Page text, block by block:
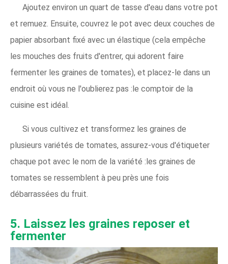
Ajoutez environ un quart de tasse d'eau dans votre pot
et remuez. Ensuite, couvrez le pot avec deux couches de
papier absorbant fixé avec un élastique (cela empêche
les mouches des fruits d'entrer, qui adorent faire
fermenter les graines de tomates), et placez-le dans un
endroit où vous ne l'oublierez pas :le comptoir de la
cuisine est idéal.
Si vous cultivez et transformez les graines de
plusieurs variétés de tomates, assurez-vous d'étiqueter
chaque pot avec le nom de la variété :les graines de
tomates se ressemblent à peu près une fois
débarrassées du fruit.
5. Laissez les graines reposer et
fermenter